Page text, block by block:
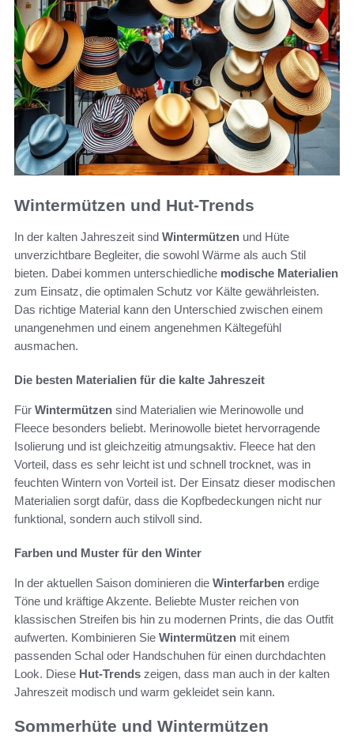
Wintermützen und Hut-Trends
In der kalten Jahreszeit sind Wintermützen und Hüte
unverzichtbare Begleiter, die sowohl Wärme als auch Stil
bieten. Dabei kommen unterschiedliche modische Materialien
zum Einsatz, die optimalen Schutz vor Kälte gewährleisten.
Das richtige Material kann den Unterschied zwischen einem
unangenehmen und einem angenehmen Kältegefühl
ausmachen.
Die besten Materialien für die kalte Jahreszeit
Für Wintermützen sind Materialien wie Merinowolle und
Fleece besonders beliebt. Merinowolle bietet hervorragende
Isolierung und ist gleichzeitig atmungsaktiv. Fleece hat den
Vorteil, dass es sehr leicht ist und schnell trocknet, was in
feuchten Wintern von Vorteil ist. Der Einsatz dieser modischen
Materialien sorgt dafür, dass die Kopfbedeckungen nicht nur
funktional, sondern auch stilvoll sind.
Farben und Muster für den Winter
In der aktuellen Saison dominieren die Winterfarben erdige
Töne und kräftige Akzente. Beliebte Muster reichen von
klassischen Streifen bis hin zu modernen Prints, die das Outfit
aufwerten. Kombinieren Sie Wintermützen mit einem
passenden Schal oder Handschuhen für einen durchdachten
Look. Diese Hut-Trends zeigen, dass man auch in der kalten
Jahreszeit modisch und warm gekleidet sein kann.
Sommerhüte und Wintermützen